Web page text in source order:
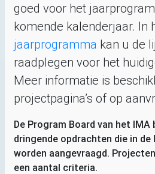
goed voor het
komende kalenderjaar. In
jaarprogramma kan u de
raadplegen voor het
Meer informatie is
projectpagina’s of op
De Program Board van het IMA
dringende opdrachten die in de
worden aangevraagd.
een aantal criteria.